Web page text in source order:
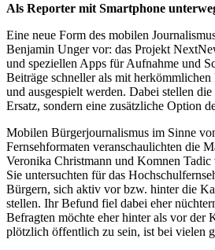
Als Reporter mit Smartphone
Eine neue Form des mobilen
Benjamin Unger vor: das Projekt
und speziellen Apps für Aufnahme und
Beiträge schneller als mit
und ausgespielt werden. Dabei stellen
Ersatz, sondern eine zusätzliche Option
Mobilen Bürgerjournalismus im Sinne
Fernsehformaten veranschaulichten die
Veronika Christmann und Komnen
Sie untersuchten für das
Bürgern, sich aktiv vor bzw. hinter die
stellen. Ihr Befund fiel dabei eher
Befragten möchte eher hinter als vor der
plötzlich öffentlich zu sein, ist bei vielen